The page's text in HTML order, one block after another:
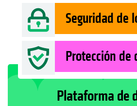
Seguridad de
Protección de
Plataforma de